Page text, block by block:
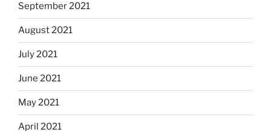
September 2021
August 2021
July 2021
June 2021
May 2021
April 2021